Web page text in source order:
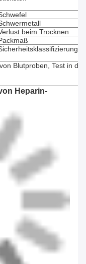
beim Trocknen
Blutproben, Test in der
Heparin-